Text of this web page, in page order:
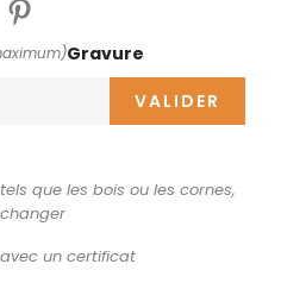
Gravure
VALIDER
que les bois ou les cornes,
un certificat